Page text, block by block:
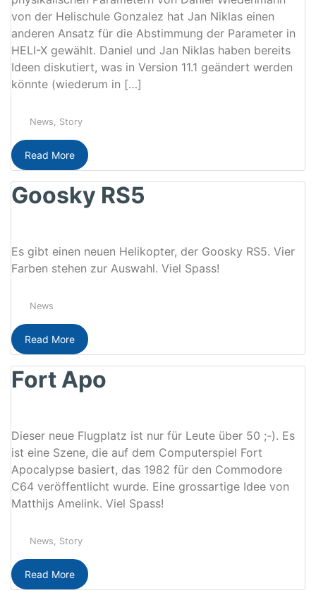
von der Helischule Gonzalez hat Jan Niklas einen
anderen Ansatz für die Abstimmung der Parameter in
HELI-X gewählt. Daniel und Jan Niklas haben bereits
Ideen diskutiert, was in Version 11.1 geändert werden
könnte (wiederum in […]
News, Story
Read More
Goosky RS5
Es gibt einen neuen Helikopter, der Goosky RS5. Vier
Farben stehen zur Auswahl. Viel Spass!
News
Read More
Fort Apo
Dieser neue Flugplatz ist nur für Leute über 50 ;-). Es
ist eine Szene, die auf dem Computerspiel Fort
Apocalypse basiert, das 1982 für den Commodore
C64 veröffentlicht wurde. Eine grossartige Idee von
Matthijs Amelink. Viel Spass!
News, Story
Read More